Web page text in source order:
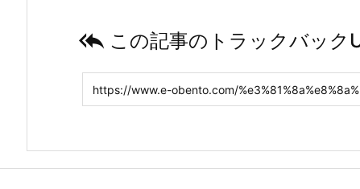
 この記事のトラックバック